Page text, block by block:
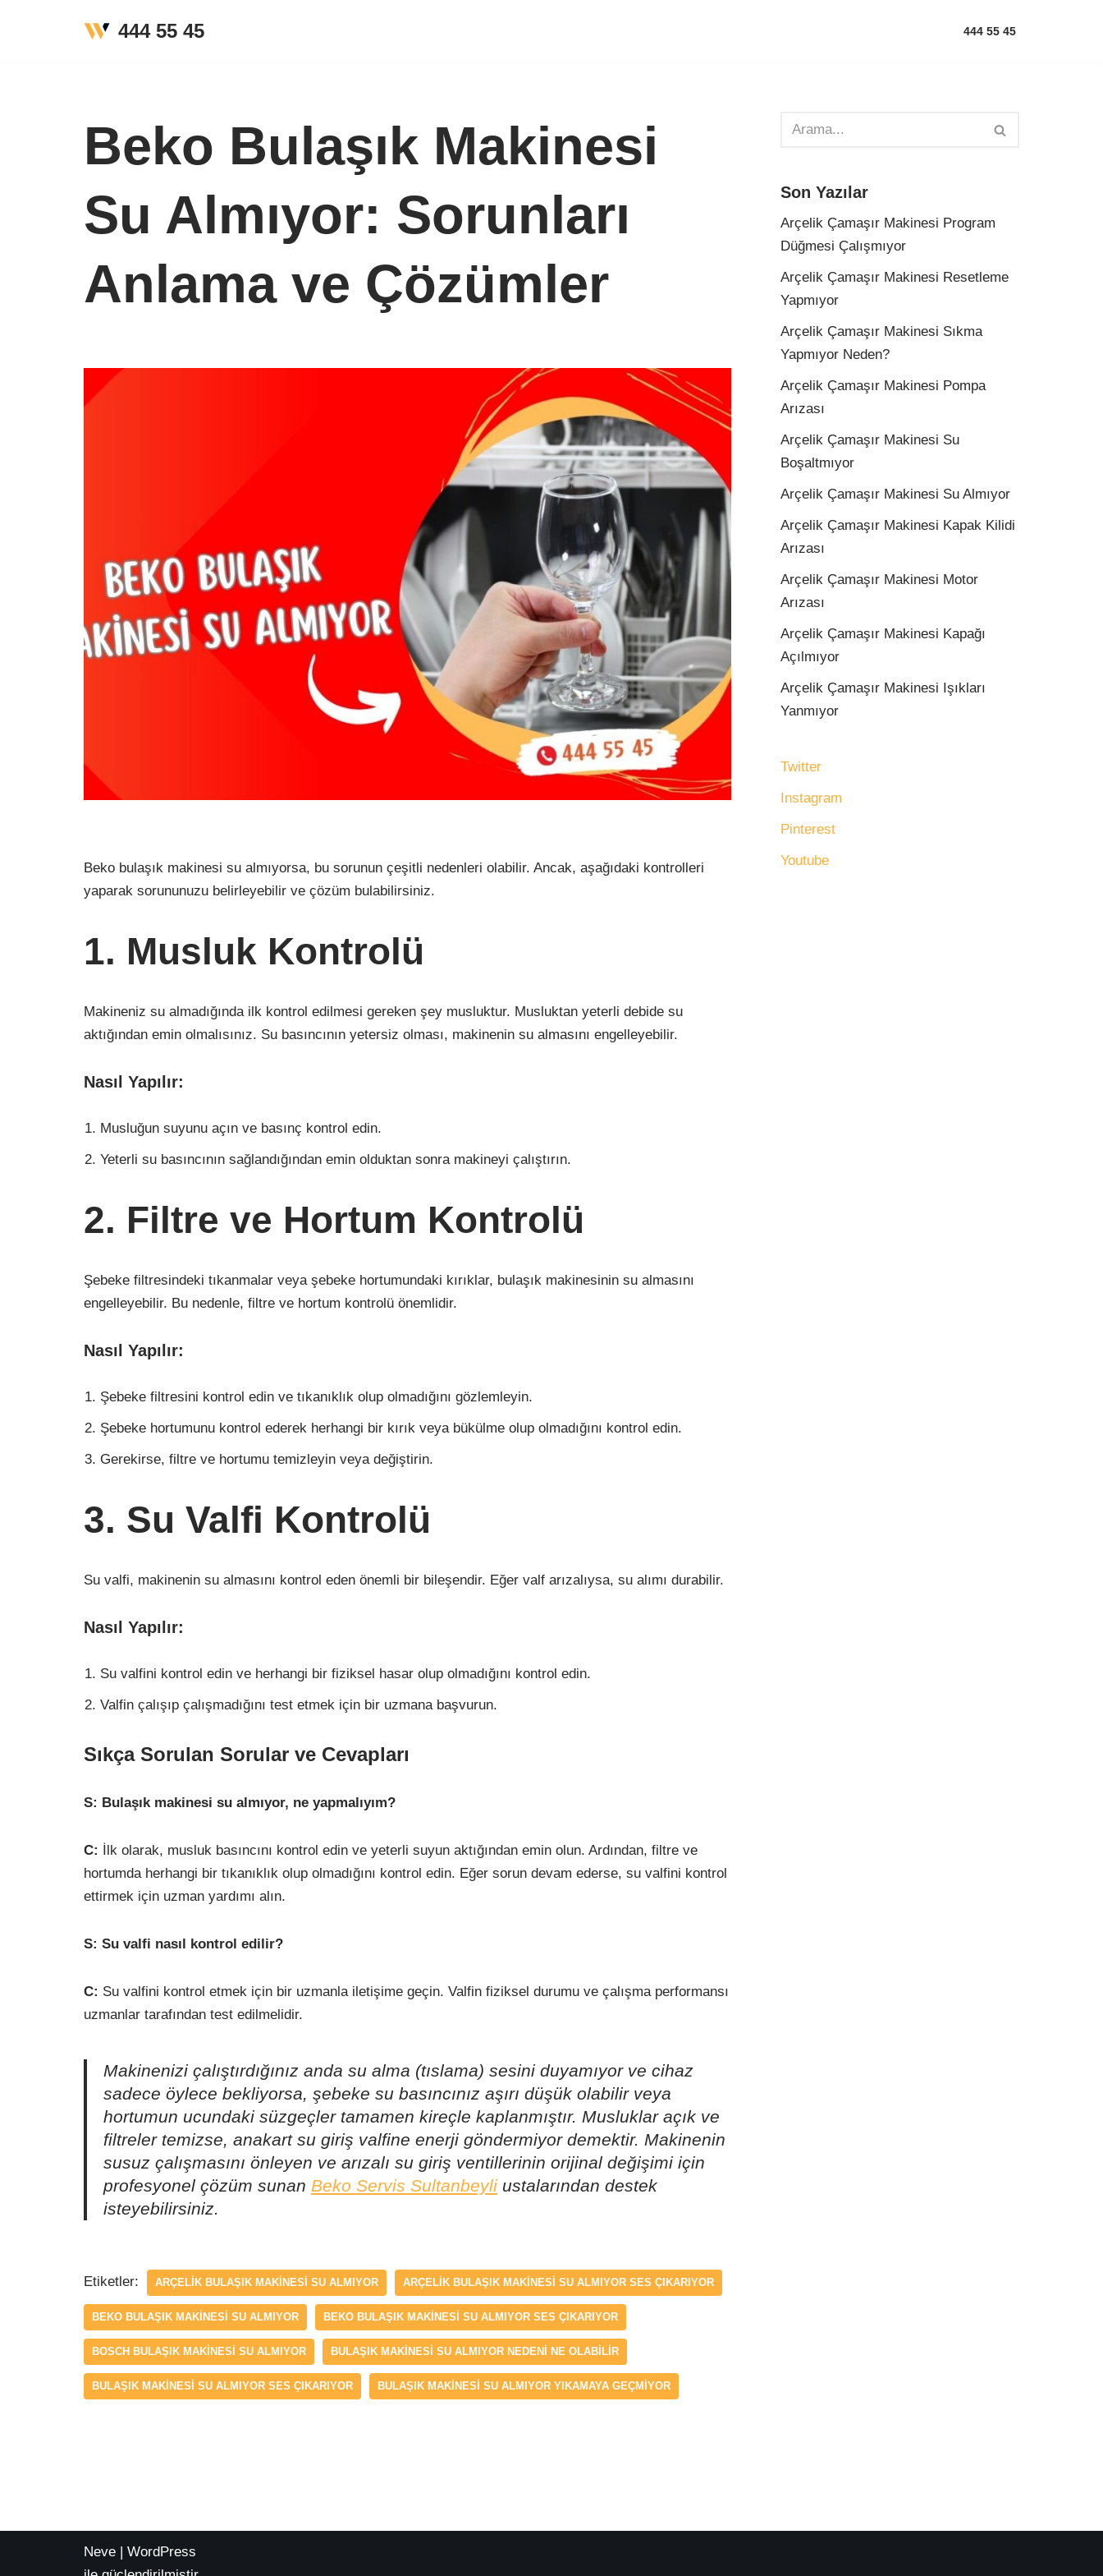
444 55 45 444 55 45
Beko Bulaşık Makinesi
Su Almıyor: Sorunları
Anlama ve Çözümler
Beko bulaşık makinesi su almıyorsa, bu sorunun çeşitli nedenleri olabilir. Ancak, aşağıdaki kontrolleri
yaparak sorununuzu belirleyebilir ve çözüm bulabilirsiniz.
1. Musluk Kontrolü
Makineniz su almadığında ilk kontrol edilmesi gereken şey musluktur. Musluktan yeterli debide su
aktığından emin olmalısınız. Su basıncının yetersiz olması, makinenin su almasını engelleyebilir.
Nasıl Yapılır:
Musluğun suyunu açın ve basınç kontrol edin.
Yeterli su basıncının sağlandığından emin olduktan sonra makineyi çalıştırın.
2. Filtre ve Hortum Kontrolü
Şebeke filtresindeki tıkanmalar veya şebeke hortumundaki kırıklar, bulaşık makinesinin su almasını
engelleyebilir. Bu nedenle, filtre ve hortum kontrolü önemlidir.
Nasıl Yapılır:
Şebeke filtresini kontrol edin ve tıkanıklık olup olmadığını gözlemleyin.
Şebeke hortumunu kontrol ederek herhangi bir kırık veya bükülme olup olmadığını kontrol edin.
Gerekirse, filtre ve hortumu temizleyin veya değiştirin.
3. Su Valfi Kontrolü
Su valfi, makinenin su almasını kontrol eden önemli bir bileşendir. Eğer valf arızalıysa, su alımı durabilir.
Nasıl Yapılır:
Su valfini kontrol edin ve herhangi bir fiziksel hasar olup olmadığını kontrol edin.
Valfin çalışıp çalışmadığını test etmek için bir uzmana başvurun.
Sıkça Sorulan Sorular ve Cevapları
S: Bulaşık makinesi su almıyor, ne yapmalıyım?
C: İlk olarak, musluk basıncını kontrol edin ve yeterli suyun aktığından emin olun. Ardından, filtre ve
hortumda herhangi bir tıkanıklık olup olmadığını kontrol edin. Eğer sorun devam ederse, su valfini kontrol
ettirmek için uzman yardımı alın.
S: Su valfi nasıl kontrol edilir?
C: Su valfini kontrol etmek için bir uzmanla iletişime geçin. Valfin fiziksel durumu ve çalışma performansı
uzmanlar tarafından test edilmelidir.
Makinenizi çalıştırdığınız anda su alma (tıslama) sesini duyamıyor ve cihaz
sadece öylece bekliyorsa, şebeke su basıncınız aşırı düşük olabilir veya
hortumun ucundaki süzgeçler tamamen kireçle kaplanmıştır. Musluklar açık ve
filtreler temizse, anakart su giriş valfine enerji göndermiyor demektir. Makinenin
susuz çalışmasını önleyen ve arızalı su giriş ventillerinin orijinal değişimi için
profesyonel çözüm sunan Beko Servis Sultanbeyli ustalarından destek
isteyebilirsiniz.
Etiketler: ARÇELIK BULAŞIK MAKINESI SU ALMIYOR ARÇELIK BULAŞIK MAKINESI SU ALMIYOR SES ÇIKARIYOR
BEKO BULAŞIK MAKINESI SU ALMIYOR BEKO BULAŞIK MAKINESI SU ALMIYOR SES ÇIKARIYOR
BOSCH BULAŞIK MAKINESI SU ALMIYOR BULAŞIK MAKINESI SU ALMIYOR NEDENI NE OLABILIR
BULAŞIK MAKINESI SU ALMIYOR SES ÇIKARIYOR BULAŞIK MAKINESI SU ALMIYOR YIKAMAYA GEÇMIYOR
Son Yazılar
Arçelik Çamaşır Makinesi Program
Düğmesi Çalışmıyor
Arçelik Çamaşır Makinesi Resetleme
Yapmıyor
Arçelik Çamaşır Makinesi Sıkma
Yapmıyor Neden?
Arçelik Çamaşır Makinesi Pompa
Arızası
Arçelik Çamaşır Makinesi Su
Boşaltmıyor
Arçelik Çamaşır Makinesi Su Almıyor
Arçelik Çamaşır Makinesi Kapak Kilidi
Arızası
Arçelik Çamaşır Makinesi Motor
Arızası
Arçelik Çamaşır Makinesi Kapağı
Açılmıyor
Arçelik Çamaşır Makinesi Işıkları
Yanmıyor
Twitter
Instagram
Pinterest
Youtube
Neve | WordPress